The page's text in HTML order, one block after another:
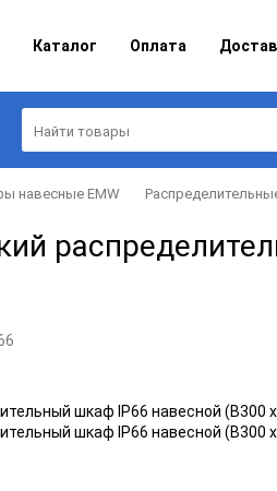
Каталог Оплата
навесные EMW